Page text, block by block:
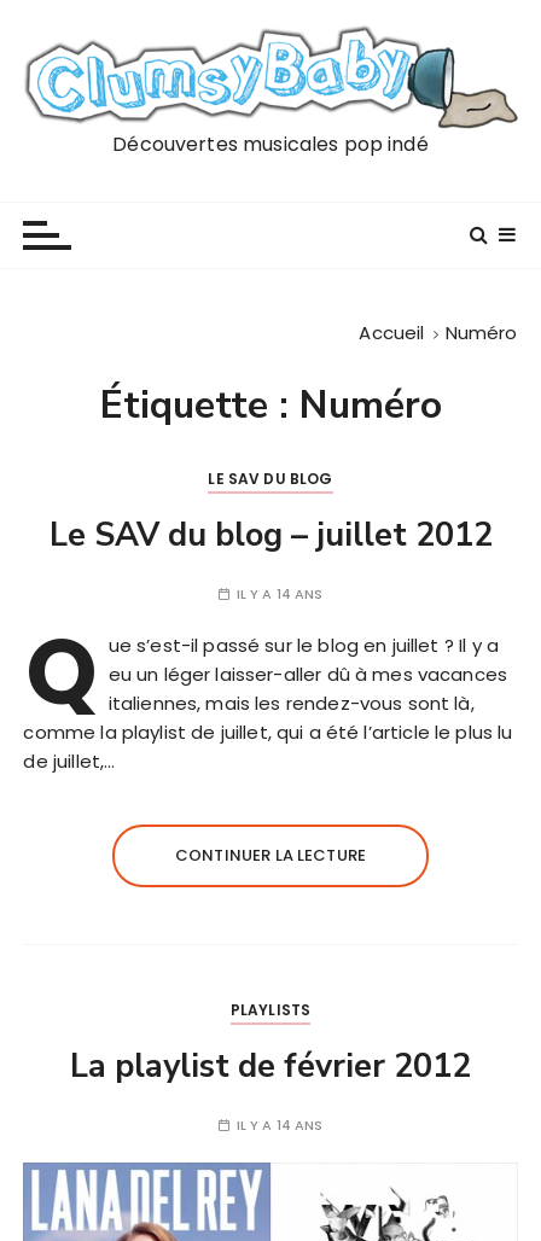
Découvertes musicales pop indé
Accueil Numéro
Étiquette : Numéro
LE SAV DU BLOG
Le SAV du blog – juillet 2012
IL Y A 14 ANS
Q ue s’est-il passé sur le blog en juillet ? Il y a
eu un léger laisser-aller dû à mes vacances
italiennes, mais les rendez-vous sont là,
comme la playlist de juillet, qui a été l’article le plus lu
de juillet,…
CONTINUER LA LECTURE
PLAYLISTS
La playlist de février 2012
IL Y A 14 ANS